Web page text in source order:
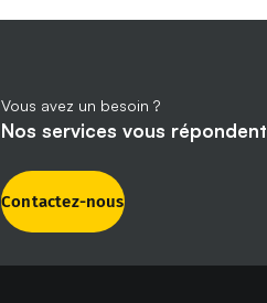
Vous avez un besoin ?
Nos services vous répondent
Contactez-nous